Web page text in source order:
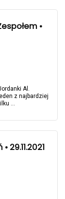
•
Al.
z najbardziej
...
29.11.2021